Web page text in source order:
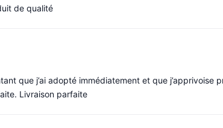
de qualité
que j’ai adopté immédiatement et que j’apprivoise
Livraison parfaite